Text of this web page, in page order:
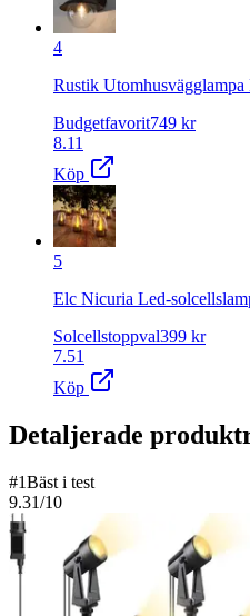
4
Rustik
Budgetfavorit749 kr
8.11
Köp
5
Elc Nicuria Led-
Solcellstoppval399 kr
7.51
Köp
Detaljerade
#1Bäst i test
9.31/10